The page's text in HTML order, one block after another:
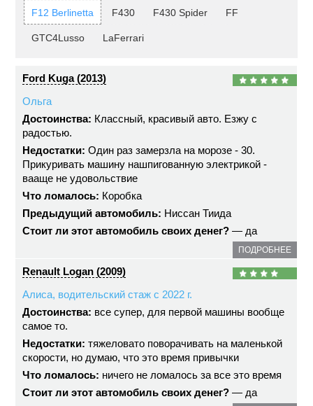
F12 Berlinetta F430 F430 Spider FF
GTC4Lusso LaFerrari
Ford Kuga (2013)
Ольга
Достоинства: Классный, красивый авто. Езжу с
радостью.
Недостатки: Один раз замерзла на морозе - 30.
Прикуривать машину нашпигованную электрикой -
вааще не удовольствие
Что ломалось: Коробка
Предыдущий автомобиль: Ниссан Тиида
Стоит ли этот автомобиль своих денег? — да
ПОДРОБНЕЕ
Renault Logan (2009)
Алиса, водительский стаж с 2022 г.
Достоинства: все супер, для первой машины вообще
самое то.
Недостатки: тяжеловато поворачивать на маленькой
скорости, но думаю, что это время привычки
Что ломалось: ничего не ломалось за все это время
Стоит ли этот автомобиль своих денег? — да